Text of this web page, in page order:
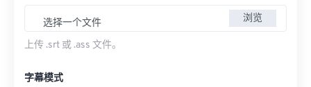
选择一个文件 浏览
上传 .srt 或 .ass 文件。
字幕模式